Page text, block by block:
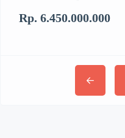
Rp. 6.450.000.000